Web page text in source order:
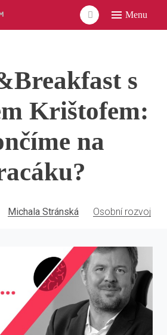
Menu
s
Krištofem:
na
Michala Stránská Osobní rozvoj